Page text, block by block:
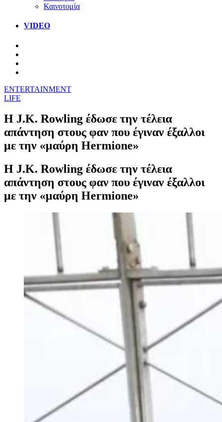
Καινοτομία
VIDEO
ENTERTAINMENT
LIFE
Η J.K. Rowling έδωσε την τέλεια
απάντηση στους φαν που έγιναν έξαλλοι
με την «μαύρη Hermione»
Η J.K. Rowling έδωσε την τέλεια
απάντηση στους φαν που έγιναν έξαλλοι
με την «μαύρη Hermione»